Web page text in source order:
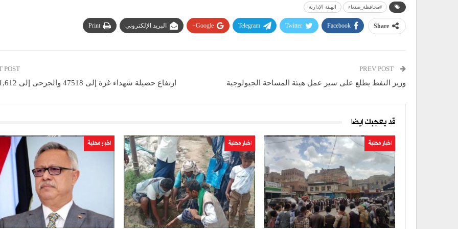
#محافظة_صنعاء الهيئة الإدارية
Share
Facebook
Twitter
Telegram
Google+ البريد الإلكتروني Print
وزير النفط يطلع على سير عمل هيئة المساحة الجيولوجية
POST
ارتفاع حصيلة شهداء غزة إلى 47518 والجرحى إلى 111,612إصابة
قد يعجبك ايضا
اخبار محلية اخبار محلية اخبار محلية